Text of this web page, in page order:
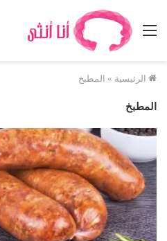
القائمة
الرئيسية » المطبخ
المطبخ